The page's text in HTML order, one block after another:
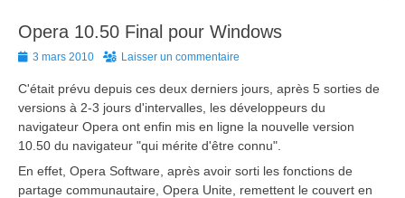
Opera 10.50 Final pour Windows
Posted
3 mars 2010 Laisser un commentaire
C'était prévu depuis ces deux derniers jours, après 5 sorties de
versions à 2-3 jours d'intervalles, les développeurs du
navigateur Opera ont enfin mis en ligne la nouvelle version
10.50 du navigateur "qui mérite d'être connu".
En effet, Opera Software, après avoir sorti les fonctions de
partage communautaire, Opera Unite, remettent le couvert en